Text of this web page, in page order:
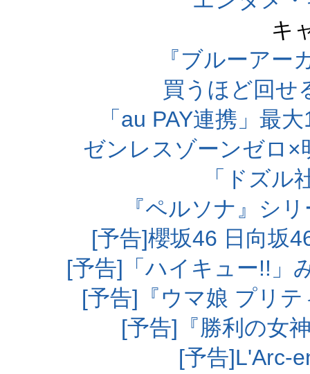
キ
『ブルーアー
買うほど回せ
「au PAY連携」最
ゼンレスゾーンゼロ
「ドズル
『ペルソナ』シ
[予告]櫻坂46 日向坂
[予告]「ハイキュー!!」
[予告]『ウマ娘 プリ
[予告]『勝利の女
[予告]L'Arc-